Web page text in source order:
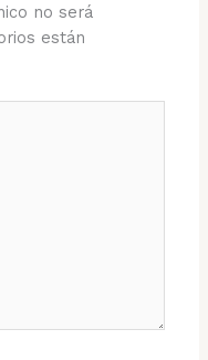
no será
están